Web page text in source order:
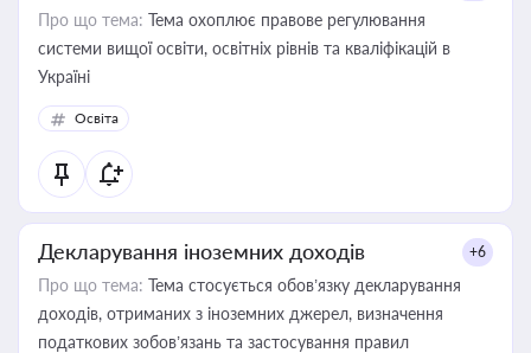
Про що тема: Тема охоплює правове регулювання
системи вищої освіти, освітніх рівнів та кваліфікацій в
Україні
Освіта
Декларування іноземних доходів +6
Про що тема: Тема стосується обов’язку декларування
доходів, отриманих з іноземних джерел, визначення
податкових зобов’язань та застосування правил